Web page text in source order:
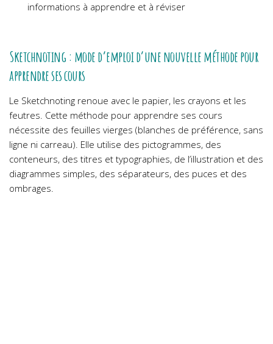
informations à apprendre et à réviser
Sketchnoting : mode d’emploi d’une nouvelle méthode pour
apprendre ses cours
Le Sketchnoting renoue avec le papier, les crayons et les
feutres. Cette méthode pour apprendre ses cours
nécessite des feuilles vierges (blanches de préférence, sans
ligne ni carreau). Elle utilise des pictogrammes, des
conteneurs, des titres et typographies, de l’illustration et des
diagrammes simples, des séparateurs, des puces et des
ombrages.